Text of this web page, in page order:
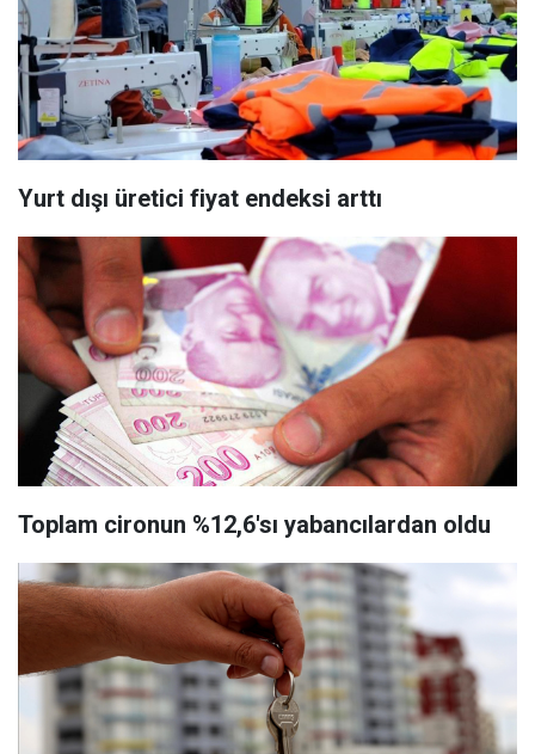
Yurt dışı üretici fiyat endeksi arttı
Toplam cironun %12,6'sı yabancılardan oldu